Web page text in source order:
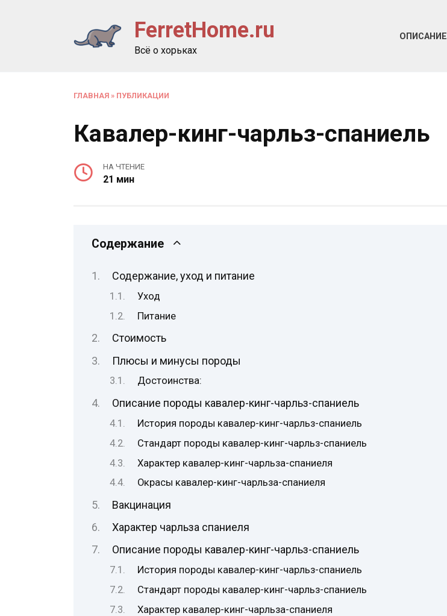
FerretHome.ru
Всё о хорьках
ОПИСАНИЕ
ГЛАВНАЯ » ПУБЛИКАЦИИ
Кавалер-кинг-чарльз-спаниель
НА ЧТЕНИЕ
21 мин
Содержание
Содержание, уход и питание
Уход
Питание
Стоимость
Плюсы и минусы породы
Достоинства:
Описание породы кавалер-кинг-чарльз-спаниель
История породы кавалер-кинг-чарльз-спаниель
Стандарт породы кавалер-кинг-чарльз-спаниель
Характер кавалер-кинг-чарльза-спаниеля
Окрасы кавалер-кинг-чарльза-спаниеля
Вакцинация
Характер чарльза спаниеля
Описание породы кавалер-кинг-чарльз-спаниель
История породы кавалер-кинг-чарльз-спаниель
Стандарт породы кавалер-кинг-чарльз-спаниель
Характер кавалер-кинг-чарльза-спаниеля